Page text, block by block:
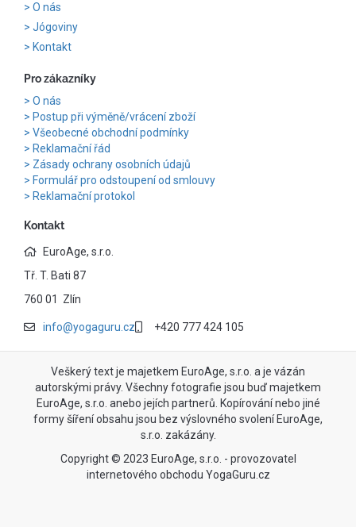
O nás
Jógoviny
Kontakt
Pro zákazníky
O nás
Postup při výměně/vrácení zboží
Všeobecné obchodní podmínky
Reklamační řád
Zásady ochrany osobních údajů
Formulář pro odstoupení od smlouvy
Reklamační protokol
Kontakt
EuroAge, s.r.o.
Tř. T. Bati 87
760 01 Zlín
info@yogaguru.cz +420 777 424 105
Veškerý text je majetkem EuroAge, s.r.o. a je vázán
autorskými právy. Všechny fotografie jsou buď majetkem
EuroAge, s.r.o. anebo jejích partnerů. Kopírování nebo jiné
formy šíření obsahu jsou bez výslovného svolení EuroAge,
s.r.o. zakázány.
Copyright © 2023 EuroAge, s.r.o. - provozovatel
internetového obchodu YogaGuru.cz